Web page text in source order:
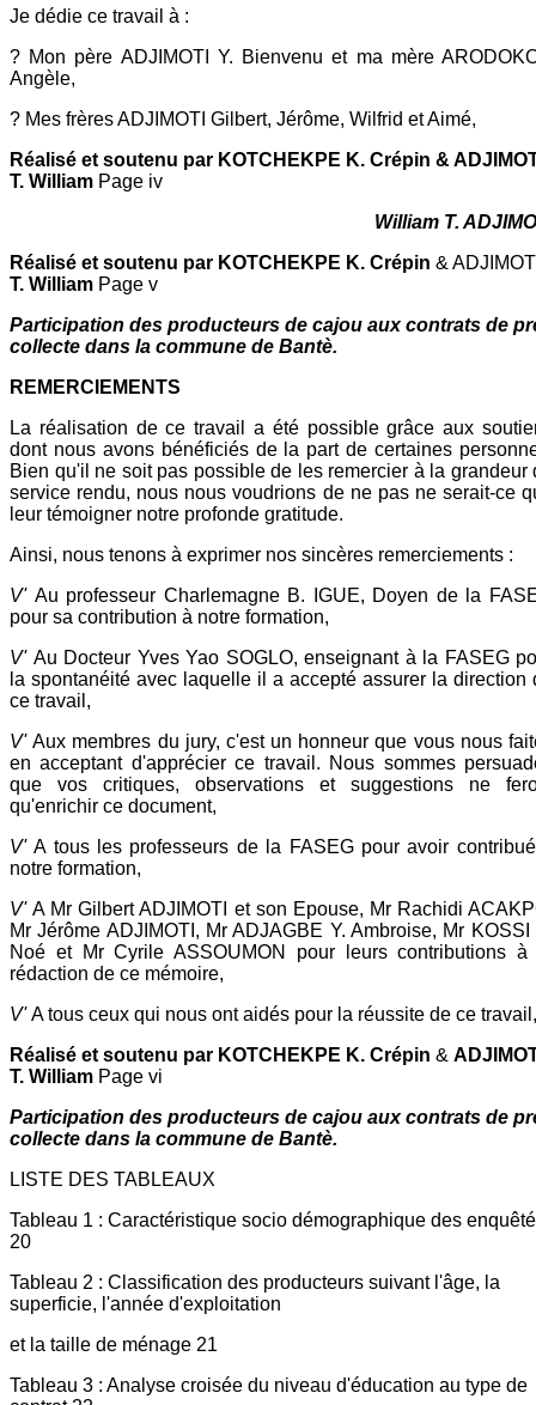
Je dédie ce travail à :
? Mon père ADJIMOTI Y. Bienvenu et ma mère
Angèle,
? Mes frères ADJIMOTI Gilbert, Jérôme, Wilfrid et Aimé,
Réalisé et soutenu par KOTCHEKPE K. Crépin &
T. William Page iv
William T.
Réalisé et soutenu par KOTCHEKPE K. Crépin &
T. William Page v
Participation des producteurs de cajou aux contrats de
collecte dans la commune de Bantè.
REMERCIEMENTS
La réalisation de ce travail a été possible grâce aux
dont nous avons bénéficiés de la part de certaines
Bien qu'il ne soit pas possible de les remercier à la grandeur
service rendu, nous nous voudrions de ne pas ne serait-ce
leur témoigner notre profonde gratitude.
Ainsi, nous tenons à exprimer nos sincères remerciements :
V' Au professeur Charlemagne B. IGUE, Doyen de la
pour sa contribution à notre formation,
V' Au Docteur Yves Yao SOGLO, enseignant à la FASEG
la spontanéité avec laquelle il a accepté assurer la direction
ce travail,
V'Aux membres du jury, c'est un honneur que vous nous
en acceptant d'apprécier ce travail. Nous sommes
que vos critiques, observations et suggestions ne
qu'enrichir ce document,
V'A tous les professeurs de la FASEG pour avoir
notre formation,
V'A Mr Gilbert ADJIMOTI et son Epouse, Mr Rachidi
Mr Jérôme ADJIMOTI, Mr ADJAGBE Y. Ambroise, Mr KOSSI
Noé et Mr Cyrile ASSOUMON pour leurs contributions à
rédaction de ce mémoire,
V'A tous ceux qui nous ont aidés pour la réussite de ce travail,
Réalisé et soutenu par KOTCHEKPE K. Crépin &
T. William Page vi
Participation des producteurs de cajou aux contrats de
collecte dans la commune de Bantè.
LISTE DES TABLEAUX
Tableau 1 : Caractéristique socio démographique des
20
Tableau 2 : Classification des producteurs suivant l'âge, la
superficie, l'année d'exploitation
et la taille de ménage 21
Tableau 3 : Analyse croisée du niveau d'éducation au type de